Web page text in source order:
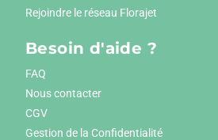
Rejoindre le réseau Florajet
Besoin d'aide ?
FAQ
Nous contacter
CGV
Gestion de la Confidentialité